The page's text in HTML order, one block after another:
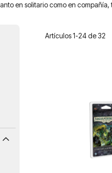
en solitario como en
Artículos1-24de32